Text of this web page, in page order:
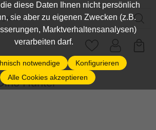
...
Hunter
diese Daten Ihnen nicht persönlich
sie aber zu eigenen Zwecken (z.B.
Marktverhaltensanalysen)
verarbeiten darf.
notwendige
Konfigurieren
Alle Cookies akzeptieren